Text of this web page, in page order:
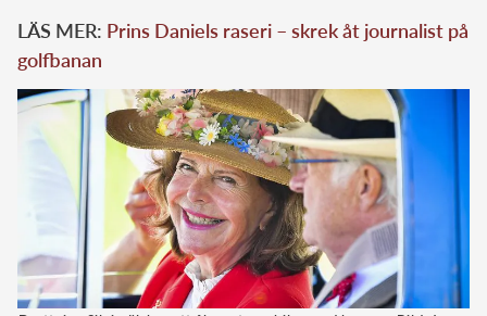
LÄS MER: Prins Daniels raseri – skrek åt journalist på
golfbanan